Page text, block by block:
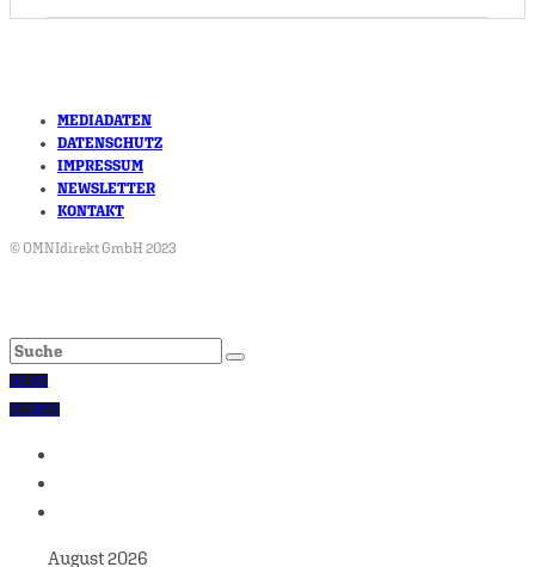
MEDIADATEN
DATENSCHUTZ
IMPRESSUM
NEWSLETTER
KONTAKT
© OMNIdirekt GmbH 2023
NEWS
STORYS
August 2026